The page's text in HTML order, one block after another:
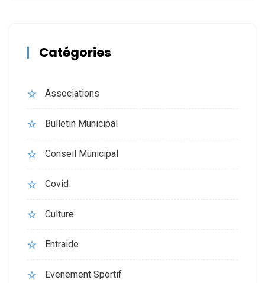
Catégories
Associations
Bulletin Municipal
Conseil Municipal
Covid
Culture
Entraide
Evenement Sportif